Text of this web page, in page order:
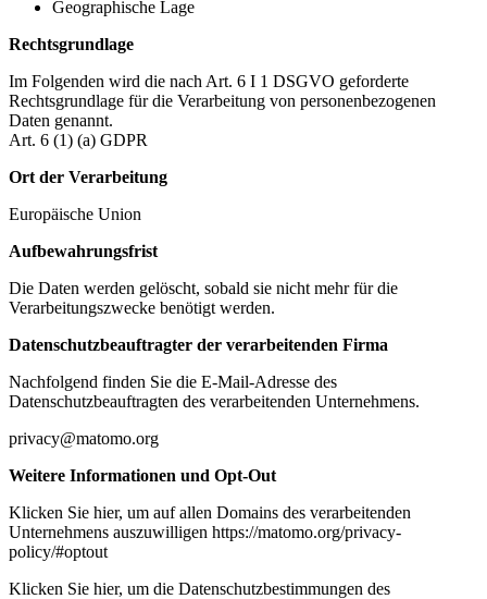
Geographische Lage
Rechtsgrundlage
Im Folgenden wird die nach Art. 6 I 1 DSGVO geforderte
Rechtsgrundlage für die Verarbeitung von personenbezogenen
Daten genannt.
Art. 6 (1) (a) GDPR
Ort der Verarbeitung
Europäische Union
Aufbewahrungsfrist
Die Daten werden gelöscht, sobald sie nicht mehr für die
Verarbeitungszwecke benötigt werden.
Datenschutzbeauftragter der verarbeitenden Firma
Nachfolgend finden Sie die E-Mail-Adresse des
Datenschutzbeauftragten des verarbeitenden Unternehmens.
privacy@matomo.org
Weitere Informationen und Opt-Out
Klicken Sie hier, um auf allen Domains des verarbeitenden
Unternehmens auszuwilligen https://matomo.org/privacy-
policy/#optout
Klicken Sie hier, um die Datenschutzbestimmungen des